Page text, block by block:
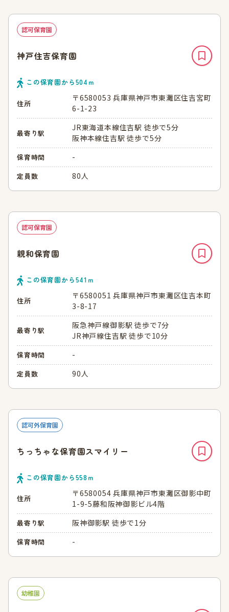
認可保育園
神戸住吉保育園
この保育園から504 ｍ
住所
〒6580053 兵庫県神戸市東灘区住吉宮町
6-1-23
最寄り駅
JR東海道本線住吉駅 徒歩で5分
阪神本線住吉駅 徒歩で5分
保育時間 -
定員数 80人
認可保育園
親和保育園
この保育園から541 ｍ
住所
〒6580051 兵庫県神戸市東灘区住吉本町
3-8-17
最寄り駅
阪急神戸線御影駅 徒歩で7分
JR神戸線住吉駅 徒歩で10分
保育時間 -
定員数 90人
認可外保育園
ちっちゃな保育園スマイリー
この保育園から558ｍ
住所
〒6580054 兵庫県神戸市東灘区御影中町
1-9-5藤和阪神御影ビル4階
最寄り駅 阪神御影駅 徒歩で1分
保育時間 -
幼稚園